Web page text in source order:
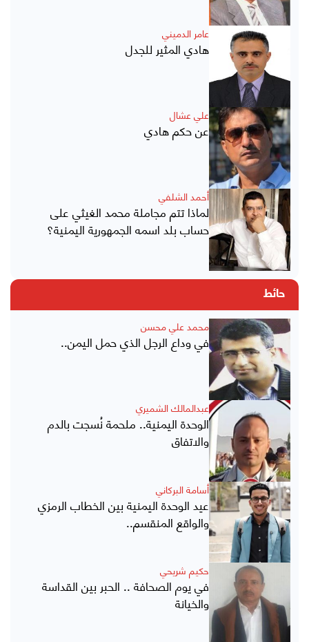
عامر الدميني
هادي المثير للجدل
علي عشال
عن حكم هادي
أحمد الشلفي
لماذا تتم مجاملة محمد الغيثي على
حساب بلد اسمه الجمهورية اليمنية؟
حائط
محمد علي محسن
في وداع الرجل الذي حمل اليمن..
عبدالمالك الشميري
الوحدة اليمنية.. ملحمة نُسجت بالدم
والاتفاق
أسامة البركاني
عيد الوحدة اليمنية بين الخطاب الرمزي
والواقع المنقسم..
حكيم شريحي
في يوم الصحافة .. الحبر بين القداسة
والخيانة